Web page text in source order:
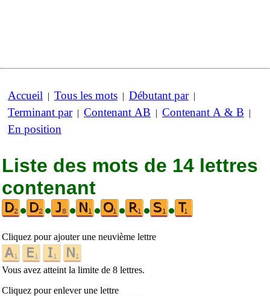
Accueil | Tous les mots | Débutant par|
Terminant par| Contenant AB | Contenant A & B |
En position
Liste des mots de 14 lettres
contenant
•
• • • • • •
Cliquez pour ajouter une neuvième lettre
Vous avez atteint la limite de 8 lettres.
Cliquez pour enlever une lettre